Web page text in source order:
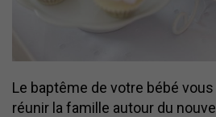
Le baptême de votre bébé
réunir la famille autour du